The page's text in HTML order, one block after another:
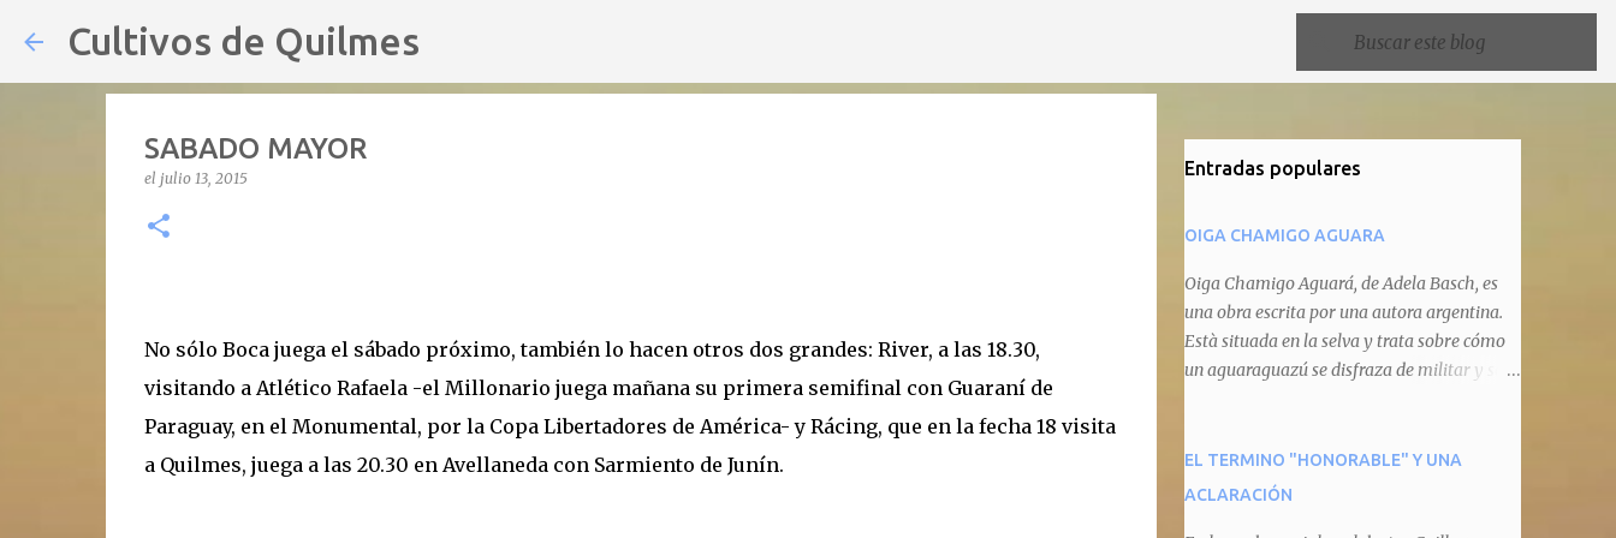
Cultivos de Quilmes
SABADO MAYOR
el julio 13, 2015
No sólo Boca juega el sábado próximo, también lo hacen otros dos grandes: River, a las 18.30,
visitando a Atlético Rafaela -el Millonario juega mañana su primera semifinal con Guaraní de
Paraguay, en el Monumental, por la Copa Libertadores de América- y Rácing, que en la fecha 18 visita
a Quilmes, juega a las 20.30 en Avellaneda con Sarmiento de Junín.
Entradas populares
OIGA CHAMIGO AGUARA
Oiga Chamigo Aguará, de Adela Basch, es
una obra escrita por una autora argentina.
Està situada en la selva y trata sobre cómo
un aguaraguazú se disfraza de militar y se
animal que pretenda circular por ahí. En
primera instancia aparece Teteu, el tero,
EL TERMINO "HONORABLE" Y UNA
ACLARACIÓN